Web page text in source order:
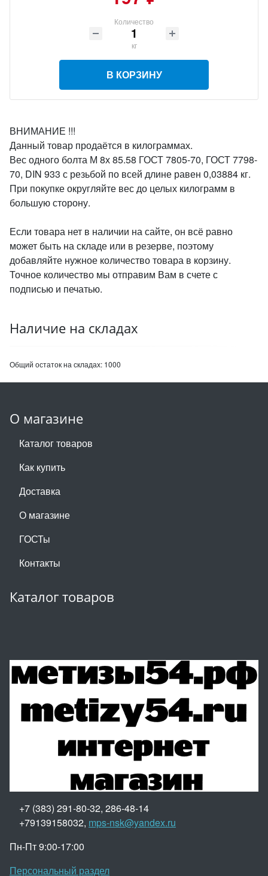
Количество
кг
В КОРЗИНУ
ВНИМАНИЕ !!!
Данный товар продаётся в килограммах.
Вес одного болта М 8х 85.58 ГОСТ 7805-70, ГОСТ 7798-
70, DIN 933 с резьбой по всей длине равен 0,03884 кг.
При покупке округляйте вес до целых килограмм в
большую сторону.
Если товара нет в наличии на сайте, он всё равно
может быть на складе или в резерве, поэтому
добавляйте нужное количество товара в корзину.
Точное количество мы отправим Вам в счете с
подписью и печатью.
Наличие на складах
Общий остаток на складах: 1000
О магазине
Каталог товаров
Как купить
Доставка
О магазине
ГОСТы
Контакты
Каталог товаров
+7 (383) 291-80-32, 286-48-14
+79139158032, mps-nsk@yandex.ru
Пн-Пт 9:00-17:00
Персональный раздел